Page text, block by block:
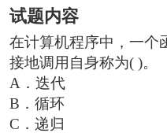
试题内容
在计算机程序中，一个
接地调用自身称为( )。
A．迭代
B．循环
C．递归